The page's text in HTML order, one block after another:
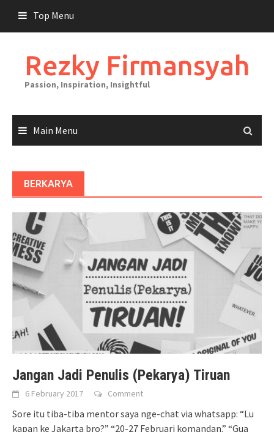
content
Top Menu
Rezky Firmansyah
Passion, Inspiration, Insightful
Main Menu
BERKARYA
Jangan Jadi Penulis (Pekarya) Tiruan
6 February 2017 Comment
Sore itu tiba-tiba mentor saya nge-chat via whatsapp: “Lu
kapan ke Jakarta bro?” “20-27 Februari komandan.” “Gua